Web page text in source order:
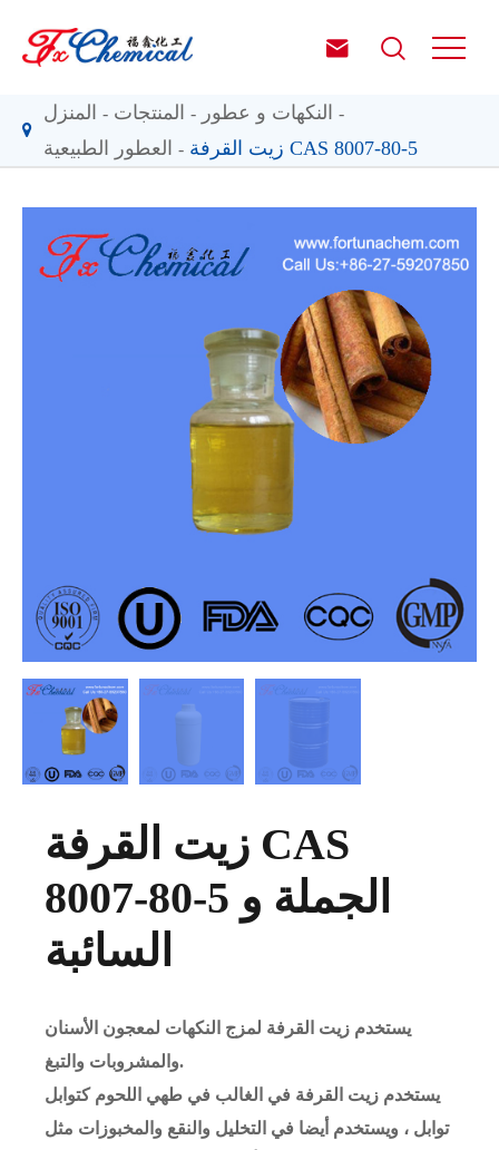
 
المنزل المنتجات
النكهات و عطور
العطور الطبيعية
زيت القرفة CAS 8007-80-5
زيت القرفة CAS
8007-80-5 الجملة و
السائبة
يستخدم زيت القرفة لمزج النكهات لمعجون الأسنان
والمشروبات والتبغ.
يستخدم زيت القرفة في الغالب في طهي اللحوم كتوابل
توابل ، ويستخدم أيضا في التخليل والنقع والمخبوزات مثل